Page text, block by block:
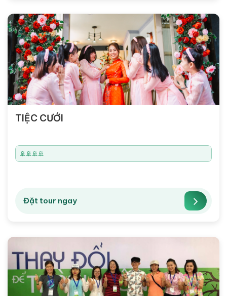
TIỆC CƯỚI
🚢🚢🚢🚢
Đặt tour ngay